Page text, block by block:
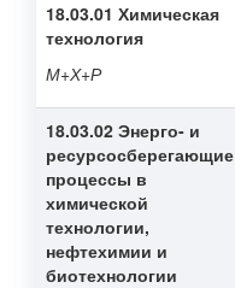
18.03.01 Химическая
технология
М+Х+Р
18.03.02 Энерго- и
ресурсосберегающие
процессы в
химической
технологии,
нефтехимии и
биотехнологии